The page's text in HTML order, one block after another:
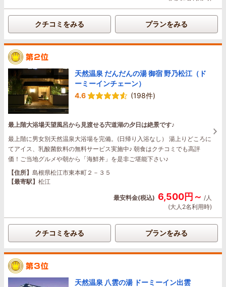
クチコミをみる プランをみる
天然温泉 だんだんの湯 御宿 野乃松江（ド
ーミーインチェーン）
4.6
(198件)
最上階大浴場天望風呂から見渡せる宍道湖の夕日は絶景です♪
最上階に男女別天然温泉大浴場を完備。(日帰り入浴なし） 湯上りどころに
てアイス、乳酸菌飲料の無料サービス実施中♪ 朝食はクチコミでも高評
価！ご当地グルメや朝から「海鮮丼」を是非ご堪能下さい♪
【住所】 島根県松江市東本町２－３５
【最寄駅】 松江
最安料金(税込) 6,500円～ /人
(大人2名利用時)
クチコミをみる プランをみる
天然温泉 八雲の湯 ドーミーイン出雲